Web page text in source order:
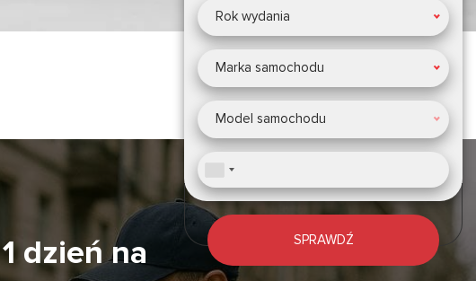
Rok wydania
Marka samochodu
Model samochodu
SPRAWDŹ
dzień na